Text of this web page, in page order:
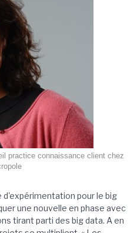
practice connaissance client chez
d'expérimentation pour le big
une nouvelle en phase avec
tirant parti des big data. A en